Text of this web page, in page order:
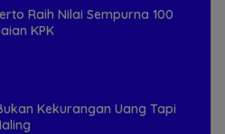
Raih Nilai Sempurna 100
KPK
Kekurangan Uang Tapi